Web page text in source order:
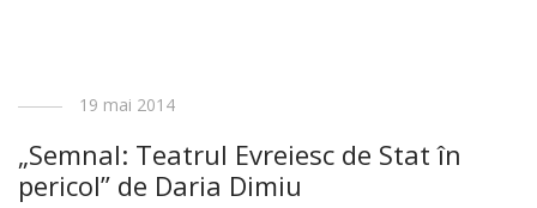
19 mai 2014
„Semnal: Teatrul Evreiesc de Stat în
pericol” de Daria Dimiu